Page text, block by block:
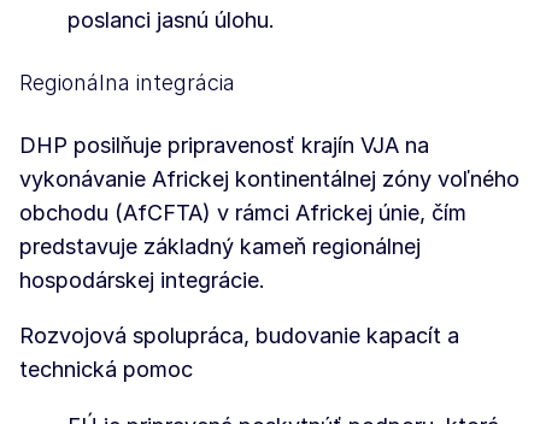
poslanci jasnú úlohu.
Regionálna integrácia
DHP posilňuje pripravenosť krajín VJA na
vykonávanie Africkej kontinentálnej zóny voľného
obchodu (AfCFTA) v rámci Africkej únie, čím
predstavuje základný kameň regionálnej
hospodárskej integrácie.
Rozvojová spolupráca, budovanie kapacít a
technická pomoc